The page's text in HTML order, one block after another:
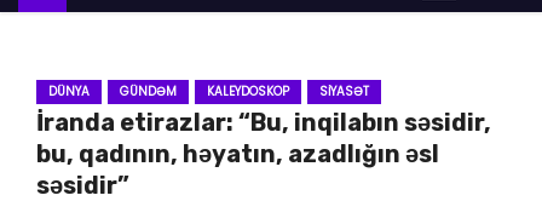
n
DÜNYA GÜNDƏM KALEYDOSKOP SIYASƏT
İranda etirazlar: “Bu, inqilabın səsidir,
bu, qadının, həyatın, azadlığın əsl
səsidir”